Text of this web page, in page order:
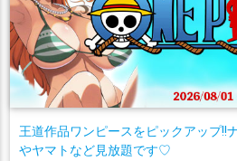
王道作品ワンピースをピックアップ!!
やヤマトなど見放題です♡